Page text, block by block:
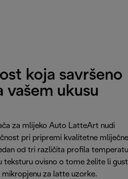
koja savršeno
vašem ukusu
za mlijeko Auto LatteArt nudi
pri pripremi kvalitetne mliječne
od tri različita profila
teksturu ovisno o tome želite li
mikropjenu za latte uzorke.